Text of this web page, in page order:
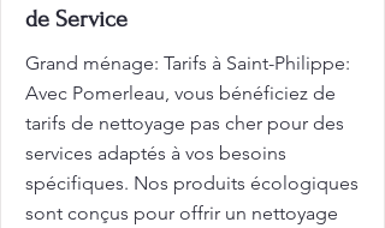
de Service
Grand ménage: Tarifs à Saint-Philippe:
Avec Pomerleau, vous bénéficiez de
tarifs de nettoyage pas cher pour des
services adaptés à vos besoins
spécifiques. Nos produits écologiques
sont conçus pour offrir un nettoyage